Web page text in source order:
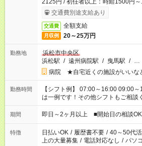
2125円 / 初任者以上：時給1500円～
交通費別途支給あり
交通費 全額支給
月収例 20～25万円
勤務地
浜松市中央区
浜松駅 / 遠州病院駅 / 曳馬駅 / …
病院 ★自宅近くの施設がいいな
勤務時間
【シフト例】 07:00～16:00 09:00～
は一例です！その他シフトもご相談
期間 即日～2ヶ月以上 ■開始日の相談OK
特徴 日払いOK / 履歴書不要 / 40～50代
上の大量募集 / 電話対応なし / パソ